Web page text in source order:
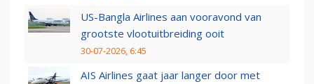
US-Bangla Airlines aan vooravond van
grootste vlootuitbreiding ooit
30-07-2026, 6:45
AIS Airlines gaat jaar langer door met